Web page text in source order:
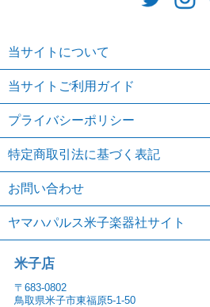
当サイトについて
当サイトご利用ガイド
プライバシーポリシー
特定商取引法に基づく表記
お問い合わせ
ヤマハパルス米子楽器社サイト
米子店
〒683-0802
鳥取県米子市東福原5-1-50